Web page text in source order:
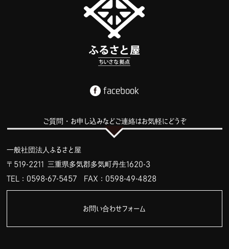
facebook
ご質問・お申し込みなどご連絡はお気軽にどうぞ
一般社団法人ふるさと屋
〒519-2211 三重県多気郡多気町丹生1620-3
TEL：0598-67-5457 FAX：0598-49-4828
お問い合わせフォーム